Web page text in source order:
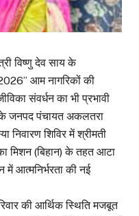
विष्णु देव साय के
आम नागरिकों की
संवर्धन का भी प्रभावी
के जनपद पंचायत अकलतरा
निवारण शिविर में श्रीमती
मिशन (बिहान) के तहत आटा
आत्मनिर्भरता की नई
की आर्थिक स्थिति मजबूत